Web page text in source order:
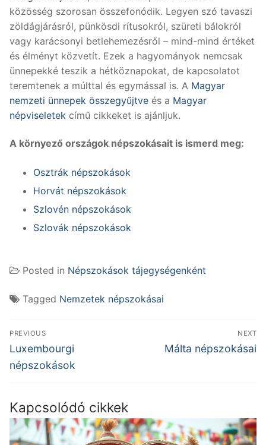
közösség szorosan összefonódik. Legyen szó tavaszi
zöldágjárásról, pünkösdi rítusokról, szüreti bálokról
vagy karácsonyi betlehemezésről – mind-mind értéket
és élményt közvetít. Ezek a hagyományok nemcsak
ünnepekké teszik a hétköznapokat, de kapcsolatot
teremtenek a múlttal és egymással is. A Magyar
nemzeti ünnepek összegyűjtve és a Magyar
népviseletek című cikkeket is ajánljuk.
A környező országok népszokásait is ismerd meg:
Osztrák népszokások
Horvát népszokások
Szlovén népszokások
Szlovák népszokások
Posted in Népszokások tájegységenként
Tagged Nemzetek népszokásai
Bejegyzés
navigáció
PREVIOUS
Previous
post:
Luxembourgi
népszokások
NEXT
Next
Málta népszokásai
Kapcsolódó cikkek